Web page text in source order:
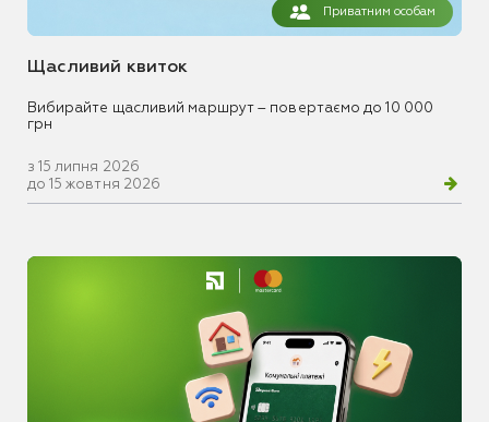
Приватним особам
Щасливий квиток
Вибирайте щасливий маршрут – повертаємо до 10 000
грн
з 15 липня 2026
до 15 жовтня 2026